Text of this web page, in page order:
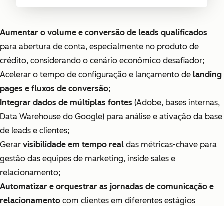
Aumentar o volume e conversão de leads qualificados
para abertura de conta, especialmente no produto de
crédito, considerando o cenário econômico desafiador;
Acelerar o tempo de configuração e lançamento de landing
pages e fluxos de conversão;
Integrar dados de múltiplas fontes (Adobe, bases internas,
Data Warehouse do Google) para análise e ativação da base
de leads e clientes;
Gerar visibilidade em tempo real das métricas-chave para
gestão das equipes de marketing, inside sales e
relacionamento;
Automatizar e orquestrar as jornadas de comunicação e
relacionamento com clientes em diferentes estágios